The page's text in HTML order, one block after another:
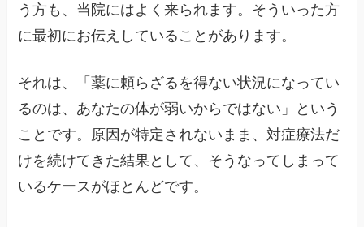
う方も、当院にはよく来られます。そういった方
に最初にお伝えしていることがあります。
それは、「薬に頼らざるを得ない状況になってい
るのは、あなたの体が弱いからではない」という
ことです。原因が特定されないまま、対症療法だ
けを続けてきた結果として、そうなってしまって
いるケースがほとんどです。